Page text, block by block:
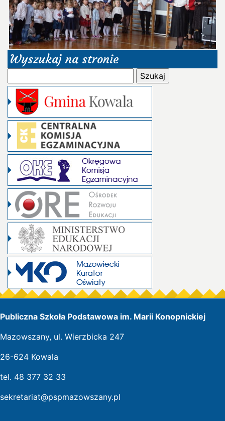
Wyszukaj na stronie
Publiczna Szkoła Podstawowa im. Marii Konopnickiej
Mazowszany, ul. Wierzbicka 247
26-624 Kowala
tel. 48 377 32 33
sekretariat@pspmazowszany.pl